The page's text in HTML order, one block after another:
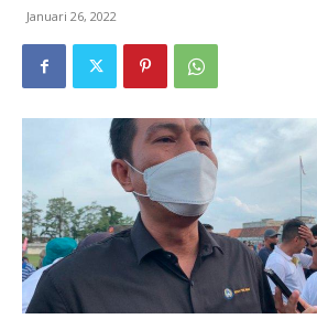
Januari 26, 2022